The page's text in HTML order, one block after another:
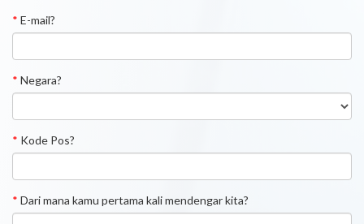
* E-mail?
* Negara?
* Kode Pos?
* Dari mana kamu pertama kali mendengar kita?